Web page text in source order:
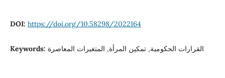
DOI: https://doi.org/10.58298/2022164
Keywords: القرارات الحكومية, تمكين المرأة, المتغيرات المعاصرة